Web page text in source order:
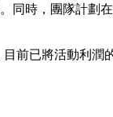
時，團隊計劃
前已將活動利潤